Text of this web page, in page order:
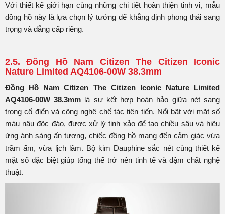
Với thiết kế giới hạn cùng những chi tiết hoàn thiện tinh vi, mẫu
đồng hồ này là lựa chọn lý tưởng để khẳng định phong thái sang
trọng và đẳng cấp riêng.
2.5. Đồng Hồ Nam Citizen The Citizen Iconic
Nature Limited AQ4106-00W 38.3mm
Đồng Hồ Nam Citizen The Citizen Iconic Nature Limited
AQ4106-00W 38.3mm là sự kết hợp hoàn hảo giữa nét sang
trọng cổ điển và công nghệ chế tác tiên tiến. Nổi bật với mặt số
màu nâu độc đáo, được xử lý tinh xảo để tạo chiều sâu và hiệu
ứng ánh sáng ấn tượng, chiếc đồng hồ mang đến cảm giác vừa
trầm ấm, vừa lịch lãm. Bộ kim Dauphine sắc nét cùng thiết kế
mặt số đặc biệt giúp tổng thể trở nên tinh tế và đậm chất nghệ
thuật.